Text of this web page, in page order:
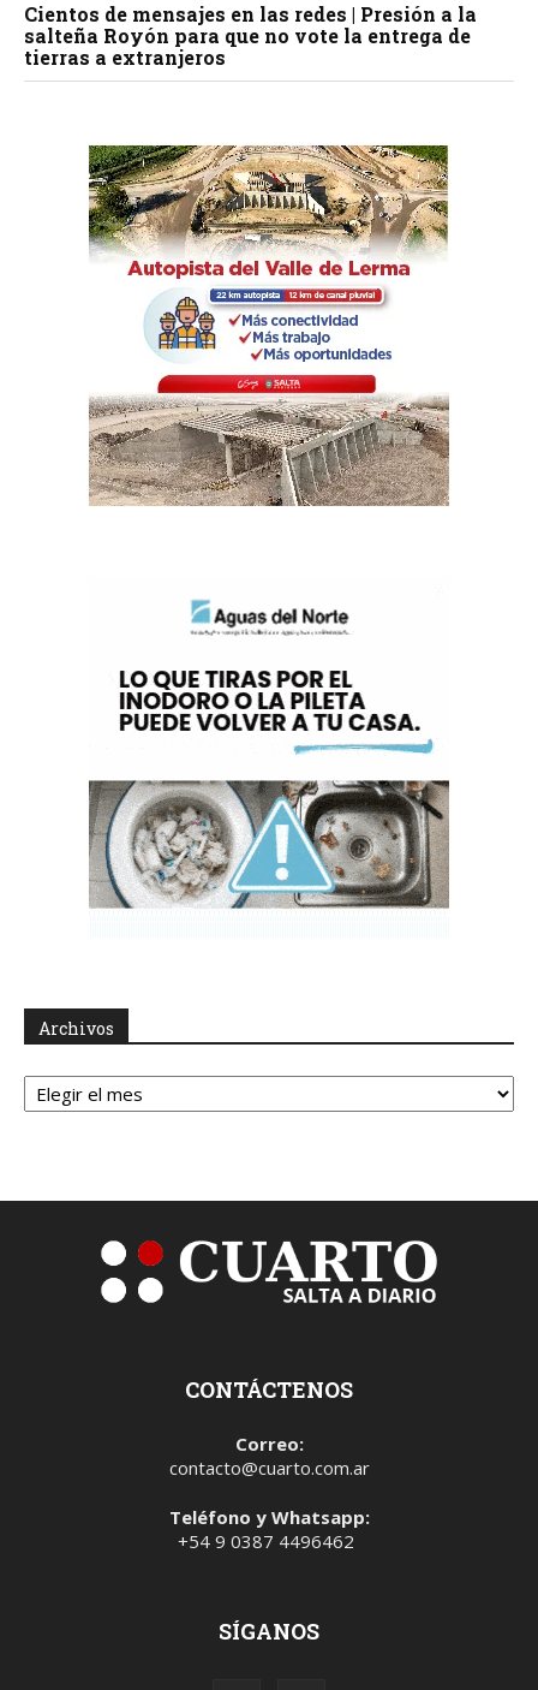
Cientos de mensajes en las redes | Presión a la
salteña Royón para que no vote la entrega de
tierras a extranjeros
Archivos
Archivos
CONTÁCTENOS
Correo:
contacto@cuarto.com.ar
Teléfono y Whatsapp:
+54 9 0387 4496462
SÍGANOS